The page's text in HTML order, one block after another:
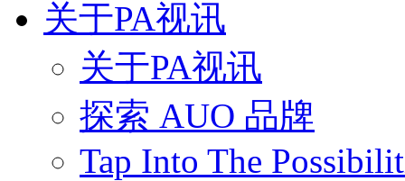
关于PA视讯
关于PA视讯
探索 AUO 品牌
Tap Into The